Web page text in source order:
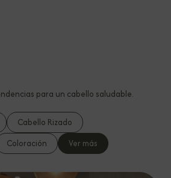
para un cabello saludable.
Cabello Rizado
Coloración Ver más